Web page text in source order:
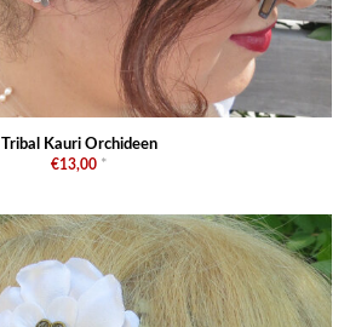
Tribal Kauri Orchideen
€13,00 *